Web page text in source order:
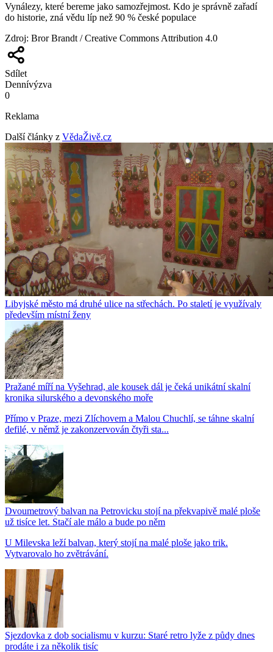
Vynálezy, které bereme jako samozřejmost. Kdo je správně zařadí
do historie, zná vědu líp než 90 % české populace
Zdroj: Bror Brandt / Creative Commons Attribution 4.0
Sdílet
Dennívýzva
0
Reklama
Další články z VědaŽivě.cz
Libyjské město má druhé ulice na střechách. Po staletí je využívaly
především místní ženy
Pražané míří na Vyšehrad, ale kousek dál je čeká unikátní skalní
kronika silurského a devonského moře
Přímo v Praze, mezi Zlíchovem a Malou Chuchlí, se táhne skalní
defilé, v němž je zakonzervován čtyři sta...
Dvoumetrový balvan na Petrovicku stojí na překvapivě malé ploše
už tisíce let. Stačí ale málo a bude po něm
U Milevska leží balvan, který stojí na malé ploše jako trik.
Vytvarovalo ho zvětrávání.
Sjezdovka z dob socialismu v kurzu: Staré retro lyže z půdy dnes
prodáte i za několik tisíc